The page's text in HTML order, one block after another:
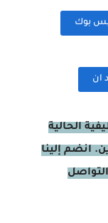
بوك
ان
الحالية
انضم إلينا